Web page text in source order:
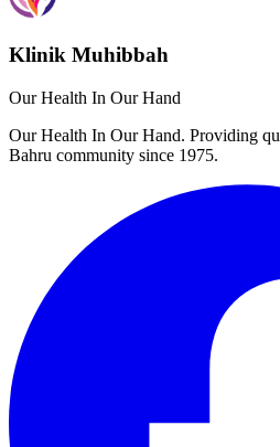
Klinik Muhibbah
Our Health In Our Hand
Our Health In Our Hand. Providing
Bahru community since 1975.